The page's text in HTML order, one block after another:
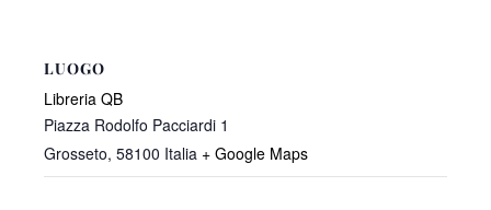
LUOGO
Libreria QB
Piazza Rodolfo Pacciardi 1
Grosseto, 58100 Italia + Google Maps